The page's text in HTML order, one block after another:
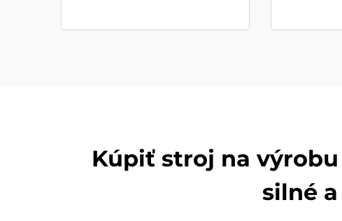
Kúpiť stroj na
silné